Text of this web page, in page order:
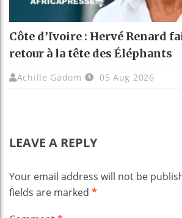
Côte d’Ivoire : Hervé Renard
retour à la tête des Éléphants
Achille Gadom 05 Aug 2026
LEAVE A REPLY
Your email address will not be
fields are marked *